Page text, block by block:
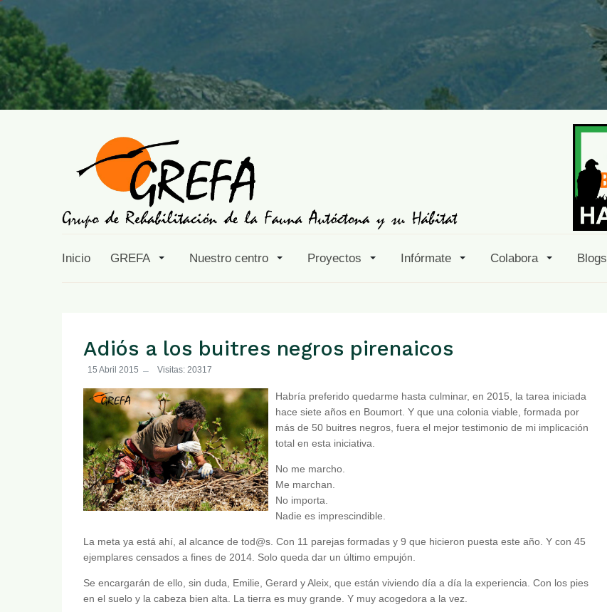
Inicio GREFA Nuestro centro Proyectos Infórmate Colabora Blogs
Adiós a los buitres negros pirenaicos
15 Abril 2015 Visitas: 20317
Habría preferido quedarme hasta culminar, en 2015, la tarea iniciada
hace siete años en Boumort. Y que una colonia viable, formada por
más de 50 buitres negros, fuera el mejor testimonio de mi implicación
total en esta iniciativa.
No me marcho.
Me marchan.
No importa.
Nadie es imprescindible.
La meta ya está ahí, al alcance de tod@s. Con 11 parejas formadas y 9 que hicieron puesta este año. Y con 45
ejemplares censados a fines de 2014. Solo queda dar un último empujón.
Se encargarán de ello, sin duda, Emilie, Gerard y Aleix, que están viviendo día a día la experiencia. Con los pies
en el suelo y la cabeza bien alta. La tierra es muy grande. Y muy acogedora a la vez.